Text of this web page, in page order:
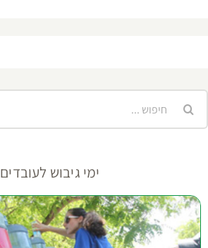
ימי גיבוש לעובדים